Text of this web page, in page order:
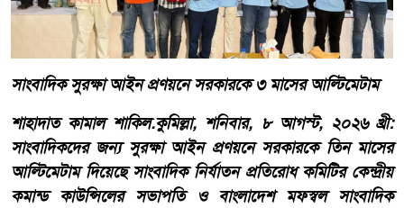
সাংবাদিক সুরক্ষা আইন প্রণয়নে সরকারকে ৩ মাসের আল্টিমেটাম
শাহাদাত কামাল শাকিল.কুমিল্লা, শনিবার, ৮ আগস্ট, ২০২৬ খ্রী:
সাংবাদিকদের জন্য সুরক্ষা আইন প্রণয়নে সরকারকে তিন মাসের
আল্টিমেটাম দিয়েছে সাংবাদিক নির্যাতন প্রতিরোধ কমিটির কেন্দ্রীয়
কমান্ড কাউন্সিলের সভাপতি ও বাংলাদেশ মফস্বল সাংবাদিক